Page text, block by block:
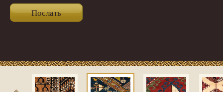
Послать